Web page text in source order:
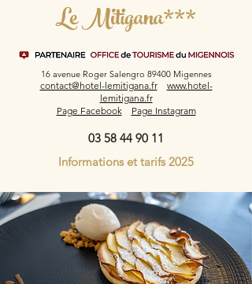
Le Mitigana***
16 avenue Roger Salengro 89400 Migennes
contact@hotel-lemitigana.fr
www.hotel-
lemitigana.fr
Page Facebook
Page Instagram
03 58 44 90 11
Informations et tarifs 2025